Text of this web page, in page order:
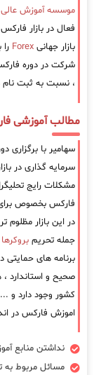
موسسه آموزش عالی
فعال در بازار
بازار جهانی Forex
شرکت در دوره
، نسبت به ثبت
مطالب آموزشی
سهامیر با
سرمایه گذاری در
مشکلات رایج
فارکس بخصوص برای
در این بازار
جمله تحریم بروکرها
برنامه های حمایتی
صحیح و استاندارد
کشور وجود دارد و
اموزش فارکس در
نداشتن منابع
مسائل مربوط به